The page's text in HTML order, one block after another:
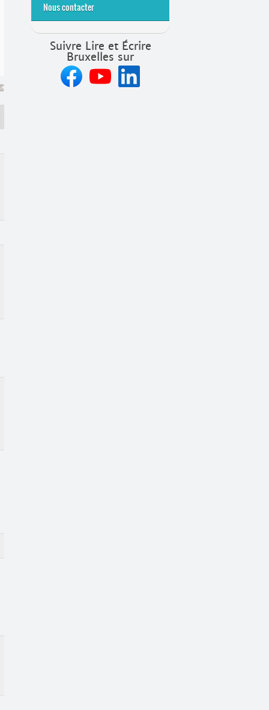
Nous contacter
Suivre Lire et Écrire
Bruxelles sur